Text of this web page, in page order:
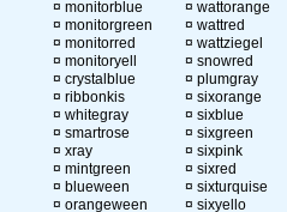
¤ monitorblue
¤ monitorgreen
¤ monitorred
¤ monitoryell
¤ crystalblue
¤ ribbonkis
¤ whitegray
¤ smartrose
¤ xray
¤ mintgreen
¤ blueween
¤ orangeween
¤ wattorange
¤ wattred
¤ wattziegel
¤ snowred
¤ plumgray
¤ sixorange
¤ sixblue
¤ sixgreen
¤ sixpink
¤ sixred
¤ sixturquise
¤ sixyello